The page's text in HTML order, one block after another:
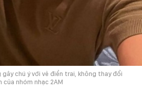
gây chú ý với vẻ điển trai, không thay đổi
nhóm nhạc 2AM